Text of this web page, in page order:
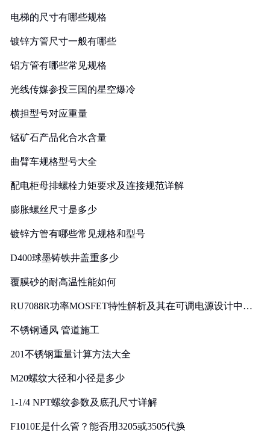
电梯的尺寸有哪些规格
镀锌方管尺寸一般有哪些
铝方管有哪些常见规格
光线传媒参投三国的星空爆冷
横担型号对应重量
锰矿石产品化合水含量
曲臂车规格型号大全
配电柜母排螺栓力矩要求及连接规范详解
膨胀螺丝尺寸是多少
镀锌方管有哪些常见规格和型号
D400球墨铸铁井盖重多少
覆膜砂的耐高温性能如何
RU7088R功率MOSFET特性解析及其在可调电源设计中的
不锈钢通风 管道施工
201不锈钢重量计算方法大全
M20螺纹大径和小径是多少
1-1/4 NPT螺纹参数及底孔尺寸详解
F1010E是什么管？能否用3205或3505代换